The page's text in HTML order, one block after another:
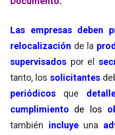
Las empresas deben
relocalización de la
supervisados ​​por el s
tanto, los solicitantes
periódicos que
cumplimiento de los
también incluyeuna